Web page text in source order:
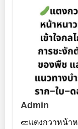
Admin
🥒แตงกวาหน้า